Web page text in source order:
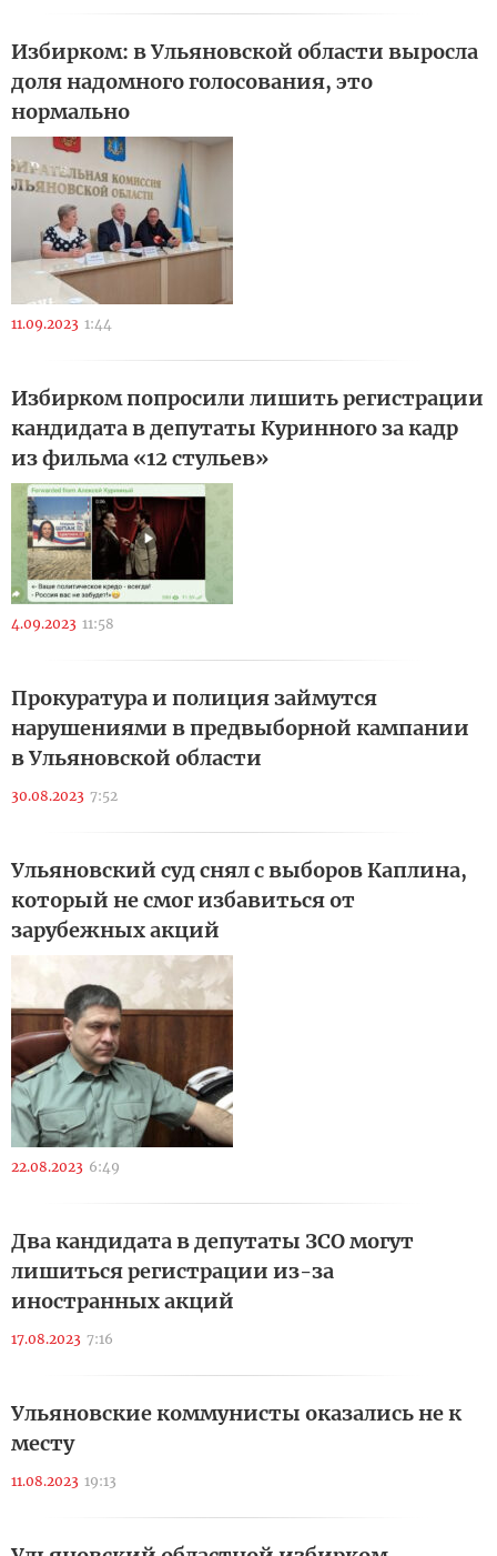
Избирком: в Ульяновской области выросла
доля надомного голосования, это
нормально
11.09.2023 1:44
Избирком попросили лишить регистрации
кандидата в депутаты Куринного за кадр
из фильма «12 стульев»
4.09.2023 11:58
Прокуратура и полиция займутся
нарушениями в предвыборной кампании
в Ульяновской области
30.08.2023 7:52
Ульяновский суд снял с выборов Каплина,
который не смог избавиться от
зарубежных акций
22.08.2023 6:49
Два кандидата в депутаты ЗСО могут
лишиться регистрации из-за
иностранных акций
17.08.2023 7:16
Ульяновские коммунисты оказались не к
месту
11.08.2023 19:13